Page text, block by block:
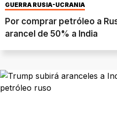
GUERRA RUSIA-UCRANIA
Por comprar petróleo a
arancel de 50% a India